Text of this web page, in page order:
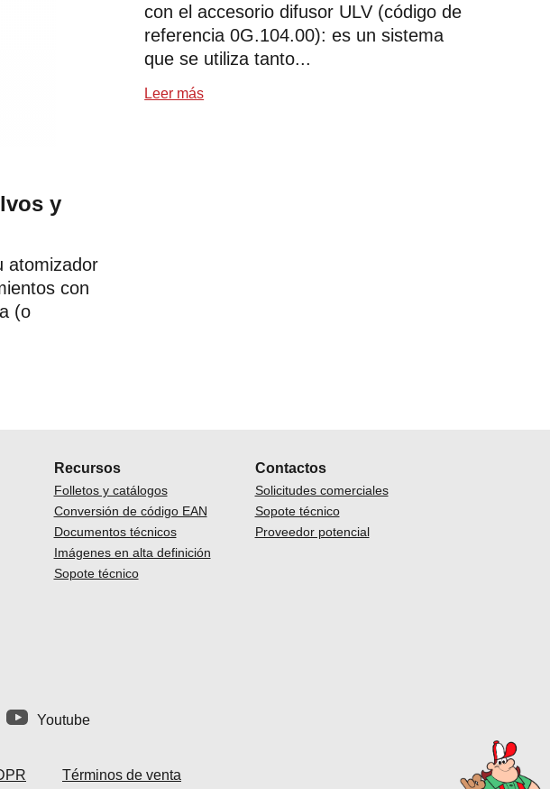
y
atomizador
con
(o
con el accesorio difusor ULV (código de
referencia 0G.104.00): es un sistema
que se utiliza tanto...
Leer más
Recursos
Folletos y catálogos
Conversión de código EAN
Documentos técnicos
Imágenes en alta definición
Sopote técnico
Contactos
Solicitudes comerciales
Sopote técnico
Proveedor potencial
Youtube
Términos de venta